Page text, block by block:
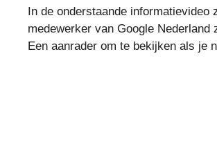
In de onderstaande
medewerker van Google
Een aanrader om te bekijken als je